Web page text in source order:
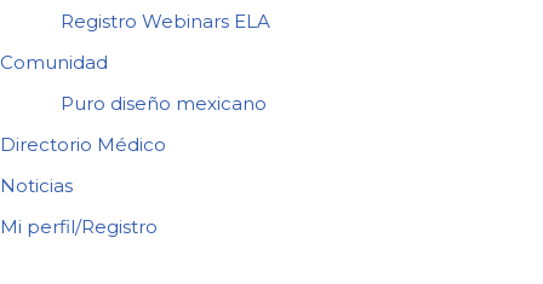
Registro Webinars ELA
Comunidad
Puro diseño mexicano
Directorio Médico
Noticias
Mi perfil/Registro